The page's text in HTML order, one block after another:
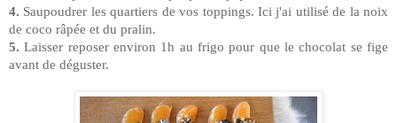
4. Saupoudrer les quartiers de vos toppings. Ici j'ai utilisé de la noix
de coco râpée et du pralin.
5. Laisser reposer environ 1h au frigo pour que le chocolat se fige
avant de déguster.